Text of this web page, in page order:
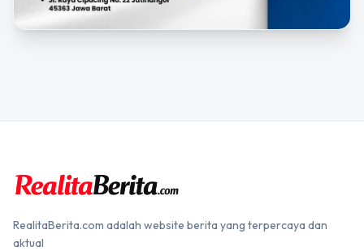
RealitaBerita.com adalah website berita yang terpercaya dan
aktual